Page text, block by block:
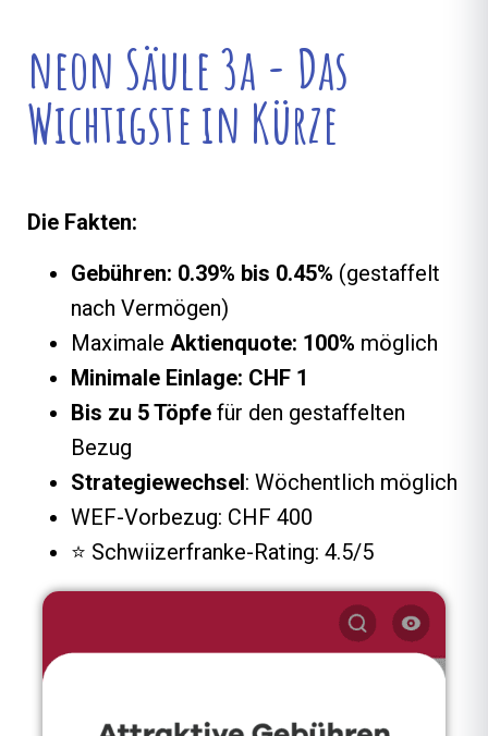
neon Säule 3a - Das
Wichtigste in Kürze
Die Fakten:
Gebühren: 0.39% bis 0.45% (gestaffelt
nach Vermögen)
Maximale Aktienquote: 100% möglich
Minimale Einlage: CHF 1
Bis zu 5 Töpfe für den gestaffelten
Bezug
Strategiewechsel: Wöchentlich möglich
WEF-Vorbezug: CHF 400
⭐️ Schwiizerfranke-Rating: 4.5/5